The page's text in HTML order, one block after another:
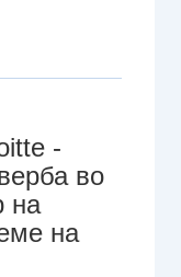
-
во
на
на